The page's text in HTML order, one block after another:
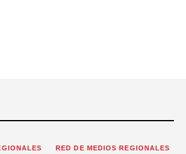
RED DE MEDIOS REGIONALES